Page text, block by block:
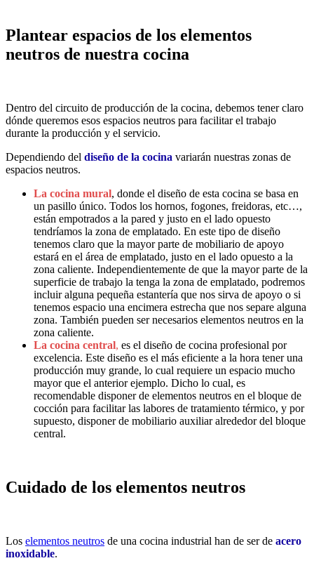
Plantear espacios de los elementos
neutros de nuestra cocina
Dentro del circuito de producción de la cocina, debemos tener claro
dónde queremos esos espacios neutros para facilitar el trabajo
durante la producción y el servicio.
Dependiendo del diseño de la cocina variarán nuestras zonas de
espacios neutros.
La cocina mural, donde el diseño de esta cocina se basa en
un pasillo único. Todos los hornos, fogones, freidoras, etc…,
están empotrados a la pared y justo en el lado opuesto
tendríamos la zona de emplatado. En este tipo de diseño
tenemos claro que la mayor parte de mobiliario de apoyo
estará en el área de emplatado, justo en el lado opuesto a la
zona caliente. Independientemente de que la mayor parte de la
superficie de trabajo la tenga la zona de emplatado, podremos
incluir alguna pequeña estantería que nos sirva de apoyo o si
tenemos espacio una encimera estrecha que nos separe alguna
zona. También pueden ser necesarios elementos neutros en la
zona caliente.
La cocina central, es el diseño de cocina profesional por
excelencia. Este diseño es el más eficiente a la hora tener una
producción muy grande, lo cual requiere un espacio mucho
mayor que el anterior ejemplo. Dicho lo cual, es
recomendable disponer de elementos neutros en el bloque de
cocción para facilitar las labores de tratamiento térmico, y por
supuesto, disponer de mobiliario auxiliar alrededor del bloque
central.
Cuidado de los elementos neutros
Los elementos neutros de una cocina industrial han de ser de acero
inoxidable.